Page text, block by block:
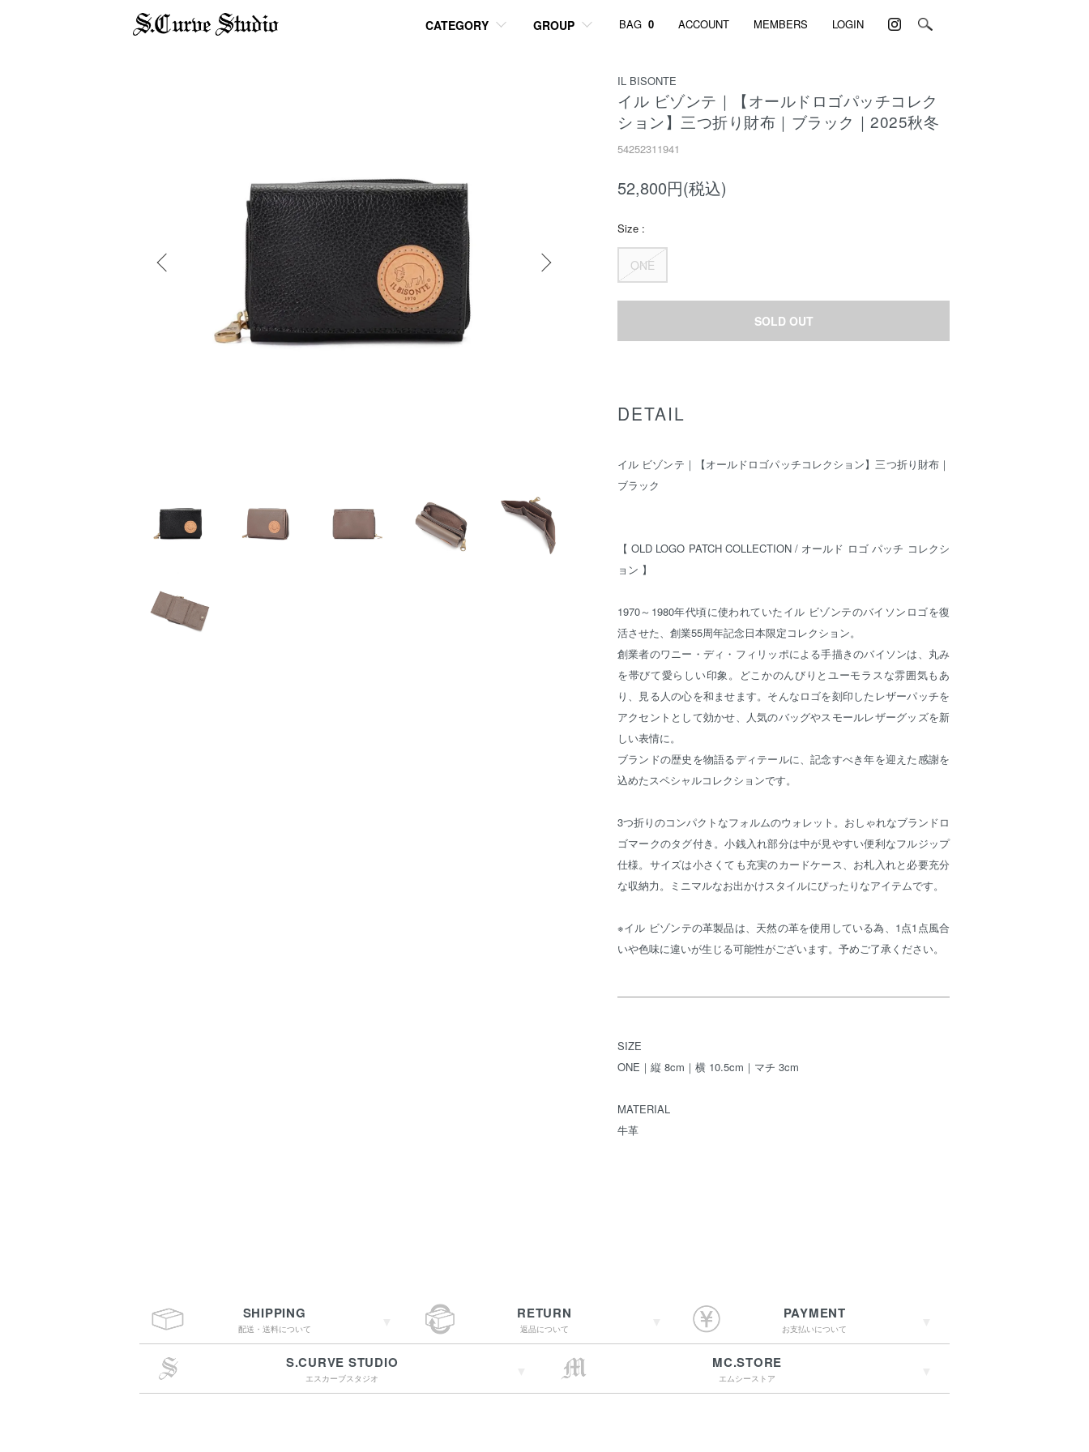
CATEGORY GROUP BAG 0 ACCOUNT MEMBERS LOGIN
IL BISONTE
イル ビゾンテ｜【オールドロゴパッチコレク
ション】三つ折り財布｜ブラック｜2025秋冬
54252311941
52,800円(税込)
Size :
ONE
SOLD OUT
DETAIL
イル ビゾンテ｜【オールドロゴパッチコレクション】三つ折り財布｜
ブラック
【 OLD LOGO PATCH COLLECTION / オールド ロゴ パッチ コレクシ
ョン 】
1970～1980年代頃に使われていたイル ビゾンテのバイソンロゴを復
活させた、創業55周年記念日本限定コレクション。
創業者のワニー・ディ・フィリッポによる手描きのバイソンは、丸み
を帯びて愛らしい印象。どこかのんびりとユーモラスな雰囲気もあ
り、見る人の心を和ませます。そんなロゴを刻印したレザーパッチを
アクセントとして効かせ、人気のバッグやスモールレザーグッズを新
しい表情に。
ブランドの歴史を物語るディテールに、記念すべき年を迎えた感謝を
込めたスペシャルコレクションです。
3つ折りのコンパクトなフォルムのウォレット。おしゃれなブランドロ
ゴマークのタグ付き。小銭入れ部分は中が見やすい便利なフルジップ
仕様。サイズは小さくても充実のカードケース、お札入れと必要充分
な収納力。ミニマルなお出かけスタイルにぴったりなアイテムです。
※イル ビゾンテの革製品は、天然の革を使用している為、1点1点風合
いや色味に違いが生じる可能性がございます。予めご了承ください。
SIZE
ONE｜縦 8cm｜横 10.5cm｜マチ 3cm
MATERIAL
牛革
SHIPPING
配送・送料について
￥4,400（税込）以上
RETURN
返品について
PAYMENT
お支払いについて
S.CURVE STUDIO
エスカーブスタジオ
MC.STORE
エムシーストア